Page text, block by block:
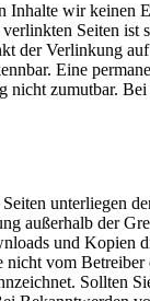
Inhalte wir keinen
Seiten ist
der Verlinkung
Eine
nicht zumutbar.
unterliegen
außerhalb der
und Kopien
vom
Sollten